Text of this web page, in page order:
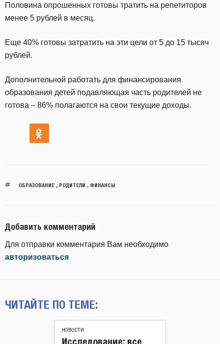
Половина опрошенных готовы тратить на репетиторов
менее 5 рублей в месяц.
Еще 40% готовы затратить на эти цели от 5 до 15 тысяч
рублей.
Дополнительной работать для финансирования
образования детей подавляющая часть родителей не
готова – 86% полагаются на свои текущие доходы.
ОБРАЗОВАНИЕ, РОДИТЕЛИ ФИНАНСЫ
Добавить комментарий
Для отправки комментария Вам необходимо
авторизоваться
ЧИТАЙТЕ ПО ТЕМЕ:
НОВОСТИ
Исследование: все